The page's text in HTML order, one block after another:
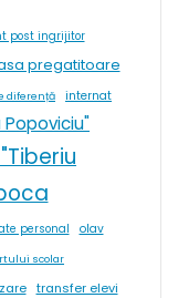
post ingrijitor
pregatitoare
diferență internat
personal
olav
scolar
transfer elevi